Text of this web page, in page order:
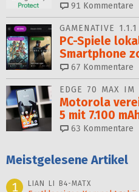
91 Kommentare
GAMENATIVE 1.1.1
PC-Spiele
Smartphone
67 Kommentare
EDGE 70 MAX IM
Motorola
5 mit 7.100
63 Kommentare
Meistgelesene Artikel
1
LIAN LI B4-MATX